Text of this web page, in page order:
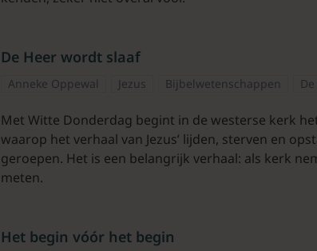
De Heer wordt slaaf
Anneke Oppewal Jezus Bijbelwetenschappen
Met Witte Donderdag begint in de westerse kerk
waarop het verhaal van Jezus’ lijden, sterven en
geroepen. Het is een belangrijk verhaal: als kerk
meten.
Het begin vóór het begin